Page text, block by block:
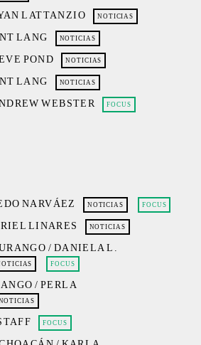
LATTANZIO NOTICIAS
LANG NOTICIAS
POND NOTICIAS
LANG NOTICIAS
WEBSTER FOCUS
NARVÁEZ NOTICIAS FOCUS
LINARES NOTICIAS
/ DANIELA L.
FOCUS
/ PERLA
FOCUS